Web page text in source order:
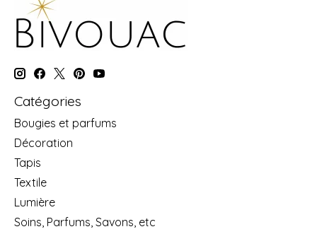
Catégories
Bougies et parfums
Décoration
Tapis
Textile
Lumière
Soins, Parfums, Savons, etc